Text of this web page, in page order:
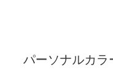
パーソナルカ